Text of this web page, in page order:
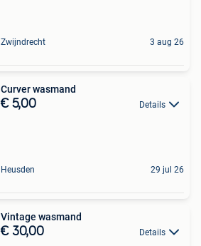
Zwijndrecht 3 aug 26
Curver wasmand
€ 5,00 Details
Heusden 29 jul 26
Vintage wasmand
€ 30,00 Details